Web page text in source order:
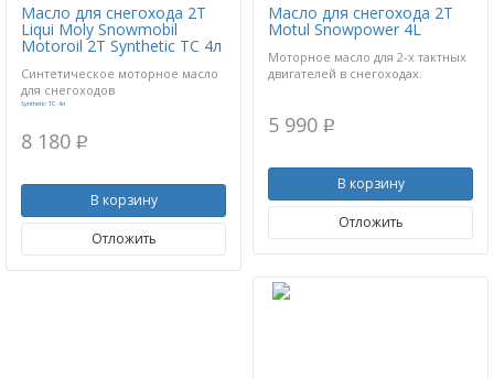
Масло для снегохода 2Т
Liqui Moly Snowmobil
Motoroil 2T Synthetic TC 4л
Синтетическое моторное масло
для снегоходов
8 180 p
В корзину
Отложить
Масло для снегохода 2Т
Motul Snowpower 4L
Моторное масло для 2-х тактных
двигателей в снегоходах.
5 990 p
В корзину
Отложить